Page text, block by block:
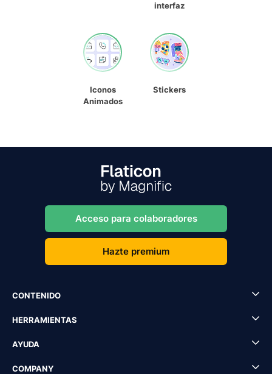
interfaz
Iconos
Animados
Stickers
Acceso para colaboradores
Hazte premium
CONTENIDO
HERRAMIENTAS
AYUDA
COMPANY